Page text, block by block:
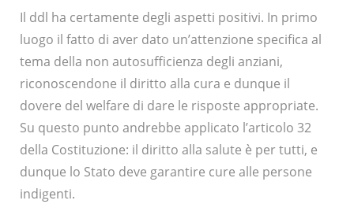
Il ddl ha certamente degli aspetti positivi. In primo
luogo il fatto di aver dato un’attenzione specifica al
tema della non autosufficienza degli anziani,
riconoscendone il diritto alla cura e dunque il
dovere del welfare di dare le risposte appropriate.
Su questo punto andrebbe applicato l’articolo 32
della Costituzione: il diritto alla salute è per tutti, e
dunque lo Stato deve garantire cure alle persone
indigenti.